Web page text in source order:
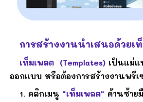
การสร้างงานนำเสนอด้วยเ
เท็มเพลต (Templates) เป็นแม่แ
ออกแบบ หรือต้องการสร้างงานพรีเ
1. คลิกเมนู "เท็มเพลต" ด้านซ้าย